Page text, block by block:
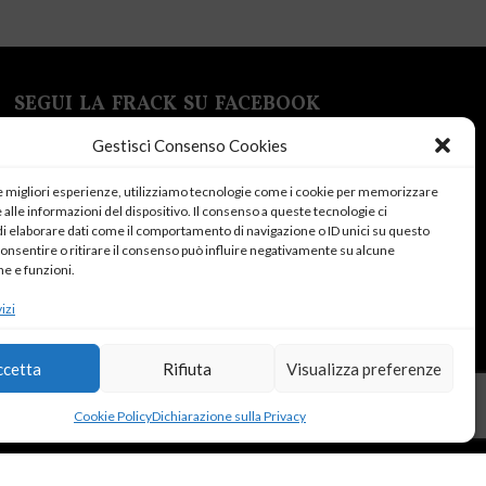
Gestisci Consenso Cookies
migliori esperienze, utilizziamo tecnologie come i cookie per memorizzare
alle informazioni del dispositivo. Il consenso a queste tecnologie ci
elaborare dati come il comportamento di navigazione o ID unici su questo
o ritirare il consenso può influire negativamente su alcune
e funzioni.
Rifiuta Visualizza preferenze
Cookie PolicyDichiarazione sulla Privacy
SEGUI LA FRACK SU FACEBOOK
Fai clic su "Accetto" per abilitare Facebook